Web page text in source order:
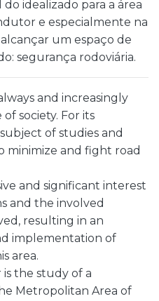
idealizado para a área
e especialmente na
um espaço de
segurança rodoviária.
and increasingly
society. For its
of studies and
minimize and fight road
and significant interest
and the involved
resulting in an
implementation of
area.
the study of a
Metropolitan Area of